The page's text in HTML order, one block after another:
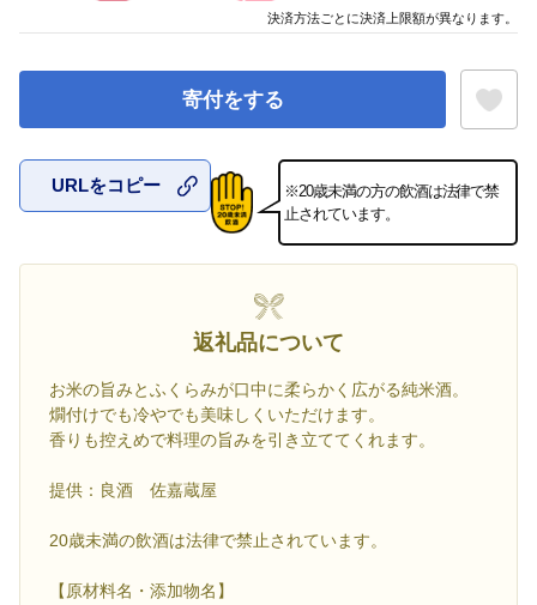
寄付をする
お気に入
URLをコピー
※20歳未満の方の飲酒は法律で禁
止されています。
返礼品について
お米の旨みとふくらみが口中に柔らかく広がる純米酒。
燗付けでも冷やでも美味しくいただけます。
香りも控えめで料理の旨みを引き立ててくれます。
提供：良酒 佐嘉蔵屋
20歳未満の飲酒は法律で禁止されています。
【原材料名・添加物名】
決済方法ごとに決済上限額が異なります。